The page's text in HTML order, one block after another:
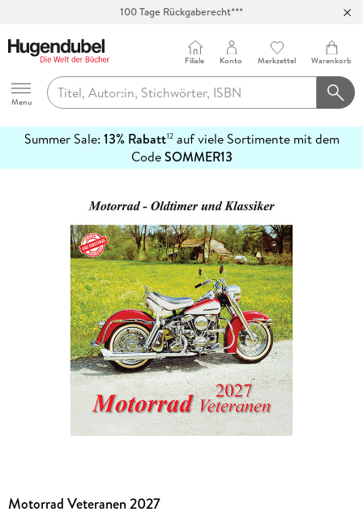
100 Tage Rückgaberecht***
Hugendubel
Menu
Filiale Konto Merkzettel Warenkorb
Summer Sale: 13% Rabatt12auf viele Sortimente mit dem
CodeSOMMER13
erfahren
Motorrad Veteranen 2027